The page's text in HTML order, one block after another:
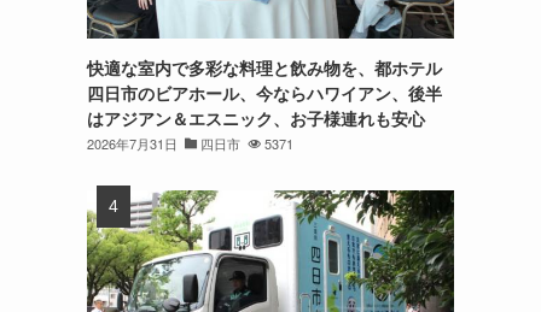
快適な室内で多彩な料理と飲み物を、都ホテル
四日市のビアホール、今ならハワイアン、後半
はアジアン＆エスニック、お子様連れも安心
2026年7月31日 四日市 5371